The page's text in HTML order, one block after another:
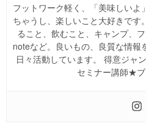
フットワーク軽く、「美味しいよ
ちゃうし、楽しいこと大好きで
ること、飲むこと、キャンプ、
noteなど。良いもの、良質な情報
日々活動しています。 得意ジ
セミナー講師★